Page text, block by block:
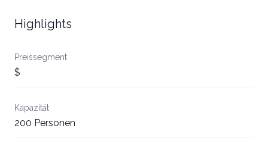
Highlights
Preissegment
$
Kapazität
200 Personen